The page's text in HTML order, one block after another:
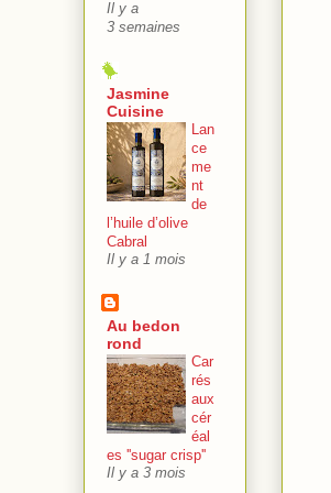
Il y a
3 semaines
Jasmine
Cuisine
Lan
ce
me
nt
de
l’huile d’olive
Cabral
Il y a 1 mois
Au bedon
rond
Car
rés
aux
cér
éal
es ''sugar crisp''
Il y a 3 mois